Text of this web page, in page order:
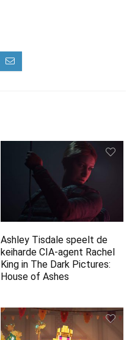
Ashley Tisdale speelt de
keiharde CIA-agent Rachel
King in The Dark Pictures:
House of Ashes